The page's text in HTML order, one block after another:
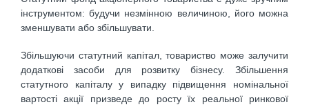
інструментом: будучи незмінною величиною, його можна
зменшувати або збільшувати.
Збільшуючи статутний капітал, товариство може залучити
додаткові засоби для розвитку бізнесу. Збільшення
статутного капіталу у випадку підвищення номінальної
вартості акції призведе до росту їх реальної ринкової